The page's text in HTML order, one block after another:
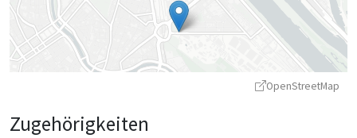
OpenStreetMap
Zugehörigkeiten